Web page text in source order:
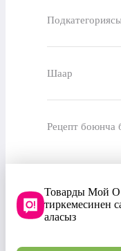
Шаар
Рецепт боюнча
Товарды Мой
тиркемесинен
аласыз